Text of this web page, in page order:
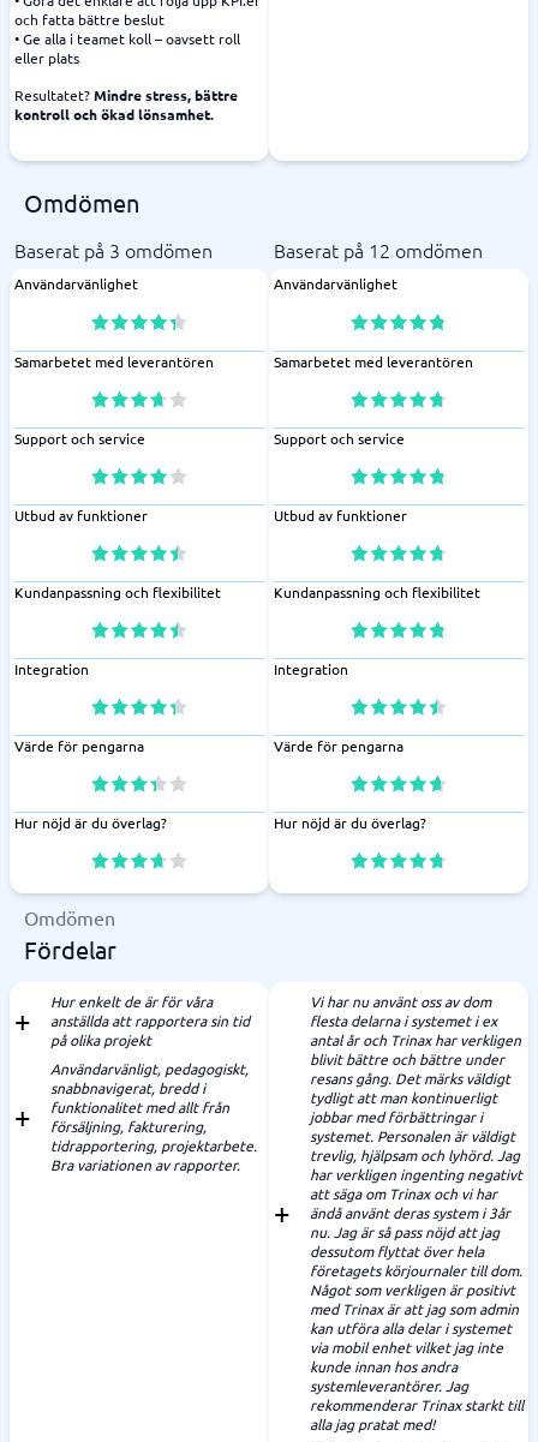
och fatta bättre beslut
• Ge alla i teamet koll – oavsett roll
eller plats
Resultatet?Mindre stress, bättre
kontroll och ökad lönsamhet.
Omdömen
Baserat på 3 omdömen Baserat på 12 omdömen
Användarvänlighet
Samarbetet med leverantören
Support och service
Utbud av funktioner
Kundanpassning och flexibilitet
Integration
Värde för pengarna
Hur nöjd är du överlag?
Användarvänlighet
Samarbetet med leverantören
Support och service
Utbud av funktioner
Kundanpassning och flexibilitet
Integration
Värde för pengarna
Hur nöjd är du överlag?
Omdömen
Fördelar
Hur enkelt de är för våra
anställda att rapportera sin tid
på olika projekt
Användarvänligt, pedagogiskt,
snabbnavigerat, bredd i
funktionalitet med allt från
försäljning, fakturering,
tidrapportering, projektarbete.
Bra variationen av rapporter.
Vi har nu använt oss av dom
flesta delarna i systemet i ex
antal år och Trinax har verkligen
blivit bättre och bättre under
resans gång. Det märks väldigt
tydligt att man kontinuerligt
jobbar med förbättringar i
systemet. Personalen är väldigt
trevlig, hjälpsam och lyhörd. Jag
har verkligen ingenting negativt
att säga om Trinax och vi har
ändå använt deras system i 3år
nu. Jag är så pass nöjd att jag
dessutom flyttat över hela
företagets körjournaler till dom.
Något som verkligen är positivt
med Trinax är att jag som admin
kan utföra alla delar i systemet
via mobil enhet vilket jag inte
kunde innan hos andra
systemleverantörer. Jag
rekommenderar Trinax starkt till
alla jag pratat med!